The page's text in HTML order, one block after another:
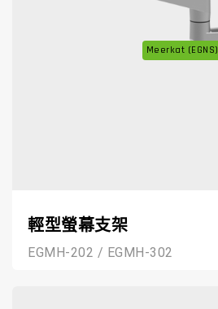
Meerkat (EGNS)
輕型螢幕支架
EGMH-202 / EGMH-302